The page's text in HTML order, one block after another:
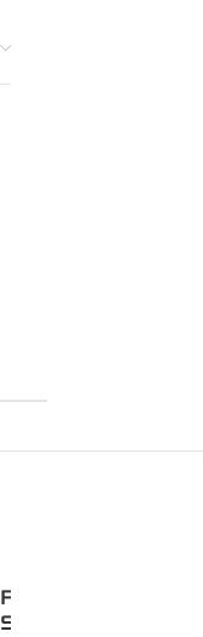
Formon 13MM
Shuangjie Tools